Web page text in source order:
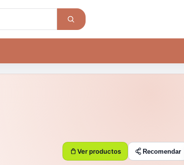
Ver productos Recomendar